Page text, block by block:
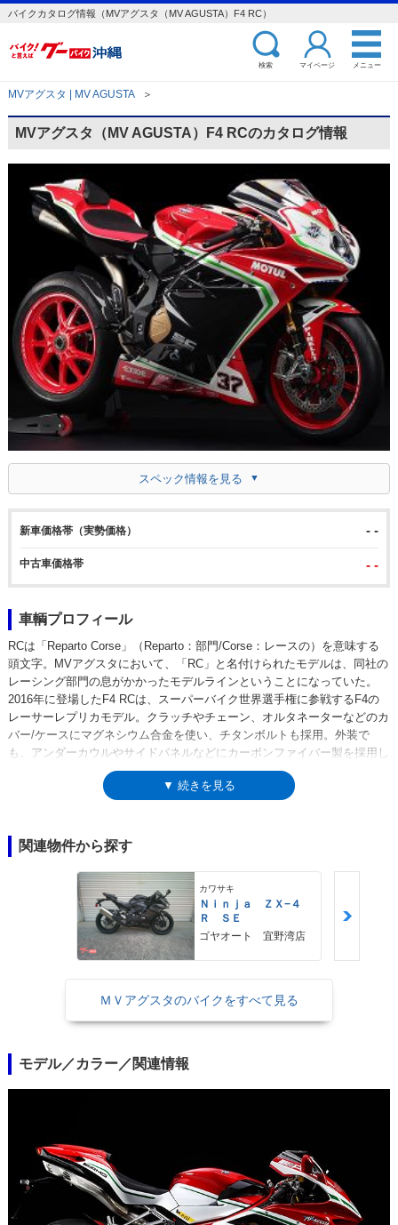
バイクカタログ情報（MVアグスタ（MV AGUSTA）F4 RC）
検索 マイページ メニュー
MVアグスタ | MV AGUSTA ＞
MVアグスタ（MV AGUSTA）F4 RCのカタログ情報
スペック情報を見る
新車価格帯（実勢価格） - -
中古車価格帯 - -
車輌プロフィール
RCは「Reparto Corse」（Reparto：部門/Corse：レースの）を意味する
頭文字。MVアグスタにおいて、「RC」と名付けられたモデルは、同社の
レーシング部門の息がかかったモデルラインということになっていた。
2016年に登場したF4 RCは、スーパーバイク世界選手権に参戦するF4の
レーサーレプリカモデル。クラッチやチェーン、オルタネーターなどのカ
バー/ケースにマグネシウム合金を使い、チタンボルトも採用。外装で
も、アンダーカウルやサイドパネルなどにカーボンファイバー製を採用し
ていた。また、リチウムイオンバッテリー（12.8V-4Ah)を搭載。これらは
すべて軽量化のためだった。なお、F4 RRでは前後とも電子制御式だった
ットには、専用のエキゾーストシステムが含まれていたが、2016年モデ
ルはテルミニョーニ製、2017年以降はSCプロジェクト製だった。
▼ 続きを見る
関連物件から探す
カワサキ
Ｎｉｎｊａ ＺＸ−４
Ｒ ＳＥ
ゴヤオート 宜野湾店
ＭＶアグスタのバイクをすべて見る
モデル／カラー／関連情報